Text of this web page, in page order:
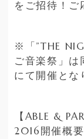
をご招待！ご
※「”THE
ご音楽祭」
にて開催とな
【ABLE &
2016開催概要